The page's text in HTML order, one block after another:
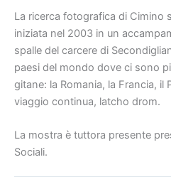
La ricerca fotografica di Cimino
iniziata nel 2003 in un
spalle del carcere di
paesi del mondo dove ci sono
gitane: la Romania, la Francia, il
viaggio continua, latcho drom.
La mostra è tuttora presente
Sociali.